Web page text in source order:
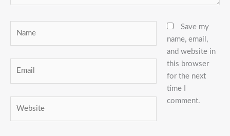
Save my
name, email,
and website in
this browser
for the next
time I
comment.